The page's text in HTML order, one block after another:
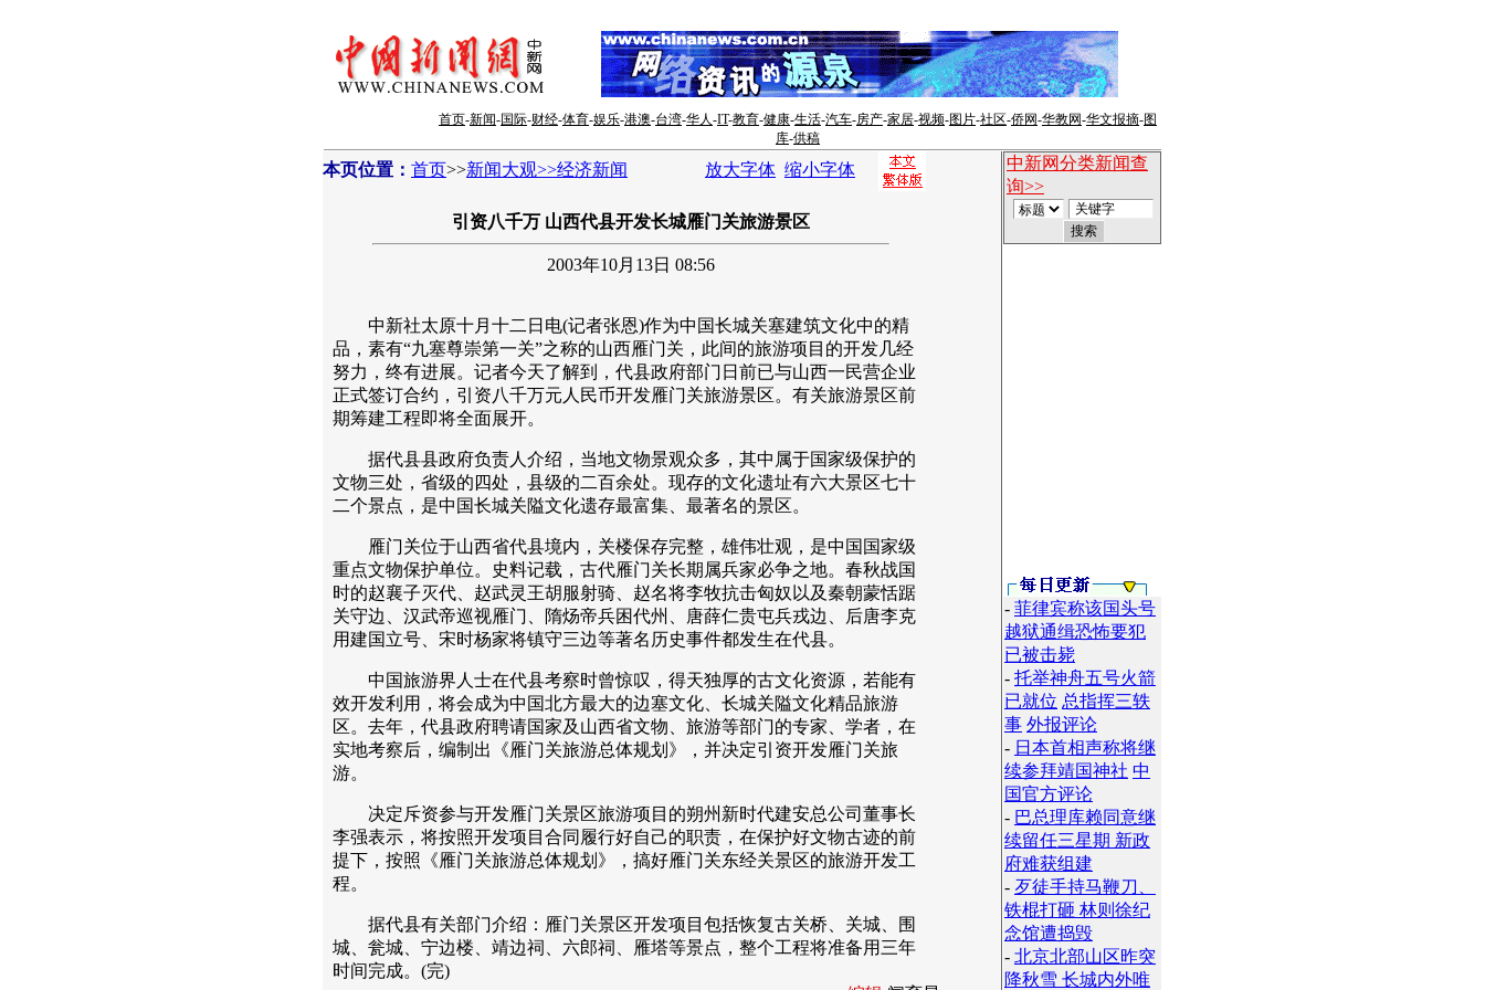
首页-新闻-国际-财经-体育-娱乐-港澳-台湾-华人-IT-教育-健康-生活-汽车-房产-家居-视频-图片-社区-侨网-华教网-华文报摘-图
库-供稿
本页位置： 首页>>新闻大观>>经济新闻 放大字体 缩小字体
引资八千万 山西代县开发长城雁门关旅游景区
2003年10月13日 08:56
中新社太原十月十二日电(记者张恩)作为中国长城关塞建筑文化中的精
品，素有“九塞尊崇第一关”之称的山西雁门关，此间的旅游项目的开发几经
努力，终有进展。记者今天了解到，代县政府部门日前已与山西一民营企业
正式签订合约，引资八千万元人民币开发雁门关旅游景区。有关旅游景区前
期筹建工程即将全面展开。
据代县县政府负责人介绍，当地文物景观众多，其中属于国家级保护的
文物三处，省级的四处，县级的二百余处。现存的文化遗址有六大景区七十
二个景点，是中国长城关隘文化遗存最富集、最著名的景区。
雁门关位于山西省代县境内，关楼保存完整，雄伟壮观，是中国国家级
重点文物保护单位。史料记载，古代雁门关长期属兵家必争之地。春秋战国
时的赵襄子灭代、赵武灵王胡服射骑、赵名将李牧抗击匈奴以及秦朝蒙恬踞
关守边、汉武帝巡视雁门、隋炀帝兵困代州、唐薛仁贵屯兵戎边、后唐李克
用建国立号、宋时杨家将镇守三边等著名历史事件都发生在代县。
中国旅游界人士在代县考察时曾惊叹，得天独厚的古文化资源，若能有
效开发利用，将会成为中国北方最大的边塞文化、长城关隘文化精品旅游
区。去年，代县政府聘请国家及山西省文物、旅游等部门的专家、学者，在
实地考察后，编制出《雁门关旅游总体规划》，并决定引资开发雁门关旅
游。
决定斥资参与开发雁门关景区旅游项目的朔州新时代建安总公司董事长
李强表示，将按照开发项目合同履行好自己的职责，在保护好文物古迹的前
提下，按照《雁门关旅游总体规划》，搞好雁门关东经关景区的旅游开发工
程。
据代县有关部门介绍：雁门关景区开发项目包括恢复古关桥、关城、围
城、瓮城、宁边楼、靖边祠、六郎祠、雁塔等景点，整个工程将准备用三年
时间完成。(完)
中新网分类新闻查
询>>
- 菲律宾称该国头号
越狱通缉恐怖要犯
已被击毙
- 托举神舟五号火箭
已就位 总指挥三轶
事 外报评论
- 日本首相声称将继
续参拜靖国神社 中
国官方评论
- 巴总理库赖同意继
续留任三星期 新政
府难获组建
- 歹徒手持马鞭刀、
铁棍打砸 林则徐纪
念馆遭捣毁
- 北京北部山区昨突
降秋雪 长城内外唯